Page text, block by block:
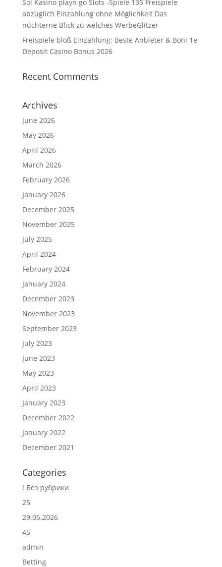
Sol Kasino playn go Slots -Spiele 135 Freispiele
abzüglich Einzahlung ohne Möglichkeit Das
nüchterne Blick zu welches WerbeGlitzer
Freispiele bloß Einzahlung: Beste Anbieter & Boni 1e
Deposit Casino Bonus 2026
Recent Comments
Archives
June 2026
May 2026
April 2026
March 2026
February 2026
January 2026
December 2025
November 2025
July 2025
April 2024
February 2024
January 2024
December 2023
November 2023
September 2023
July 2023
June 2023
May 2023
April 2023
January 2023
December 2022
January 2022
December 2021
Categories
! Без рубрики
25
29.05.2026
45
admin
Betting